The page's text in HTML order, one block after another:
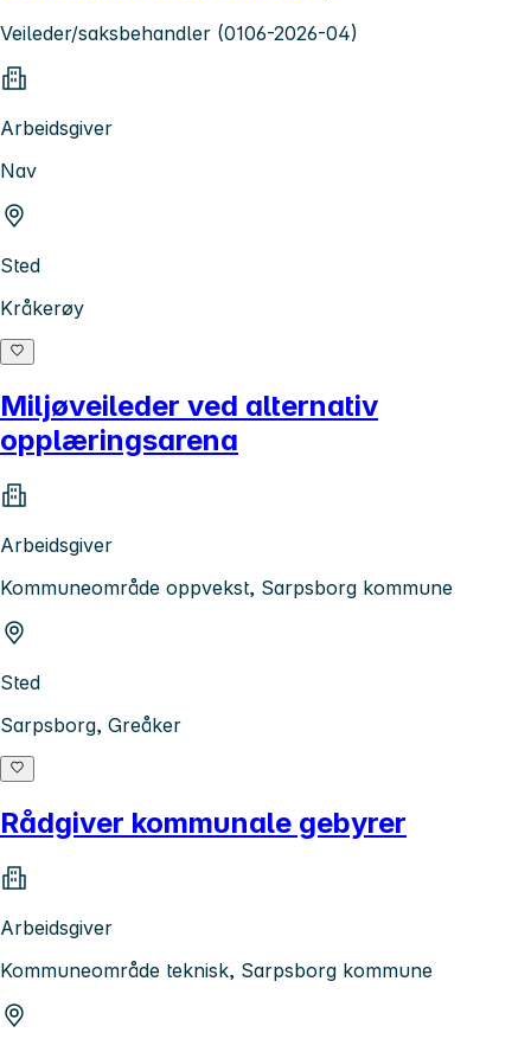
Veileder/saksbehandler (0106-2026-04)
Arbeidsgiver
Nav
Sted
Kråkerøy
Miljøveileder ved alternativ
opplæringsarena
Arbeidsgiver
Kommuneområde oppvekst, Sarpsborg kommune
Sted
Sarpsborg, Greåker
Rådgiver kommunale gebyrer
Arbeidsgiver
Kommuneområde teknisk, Sarpsborg kommune